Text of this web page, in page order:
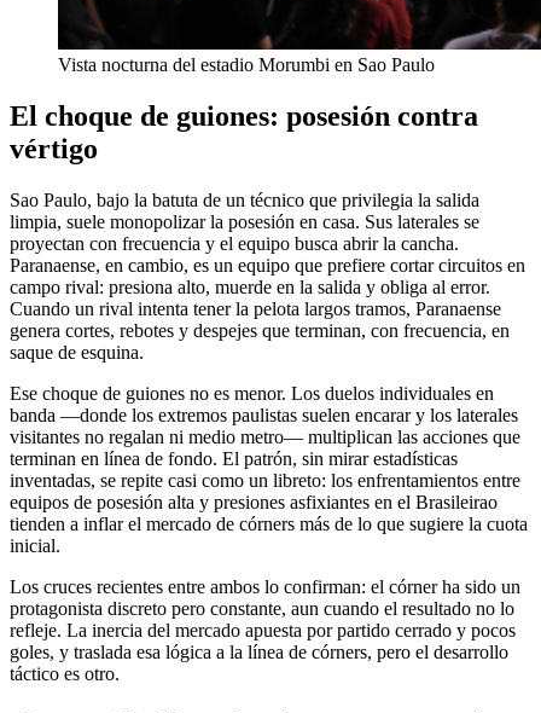
Vista nocturna del estadio Morumbi en Sao Paulo
El choque de guiones: posesión contra
vértigo
Sao Paulo, bajo la batuta de un técnico que privilegia la salida
limpia, suele monopolizar la posesión en casa. Sus laterales se
proyectan con frecuencia y el equipo busca abrir la cancha.
Paranaense, en cambio, es un equipo que prefiere cortar circuitos en
campo rival: presiona alto, muerde en la salida y obliga al error.
Cuando un rival intenta tener la pelota largos tramos, Paranaense
genera cortes, rebotes y despejes que terminan, con frecuencia, en
saque de esquina.
Ese choque de guiones no es menor. Los duelos individuales en
banda —donde los extremos paulistas suelen encarar y los laterales
visitantes no regalan ni medio metro— multiplican las acciones que
terminan en línea de fondo. El patrón, sin mirar estadísticas
inventadas, se repite casi como un libreto: los enfrentamientos entre
equipos de posesión alta y presiones asfixiantes en el Brasileirao
tienden a inflar el mercado de córners más de lo que sugiere la cuota
inicial.
Los cruces recientes entre ambos lo confirman: el córner ha sido un
protagonista discreto pero constante, aun cuando el resultado no lo
refleje. La inercia del mercado apuesta por partido cerrado y pocos
goles, y traslada esa lógica a la línea de córners, pero el desarrollo
táctico es otro.